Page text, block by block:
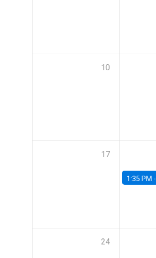
10
17
1:35 PM -
24